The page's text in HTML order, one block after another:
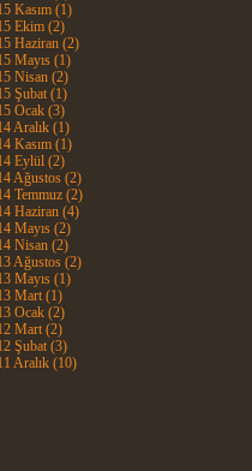
Kasım (1)
Ekim (2)
Haziran (2)
Mayıs (1)
Nisan (2)
Şubat (1)
Ocak (3)
Aralık (1)
Kasım (1)
Eylül (2)
Ağustos (2)
Temmuz (2)
Haziran (4)
Mayıs (2)
Nisan (2)
Ağustos (2)
Mayıs (1)
Mart (1)
Ocak (2)
Mart (2)
Şubat (3)
Aralık (10)